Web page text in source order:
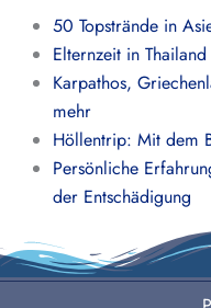
50 Topstrände in
Elternzeit in
Karpathos,
mehr
Höllentrip: Mit dem
Persönliche
der Entschädigung